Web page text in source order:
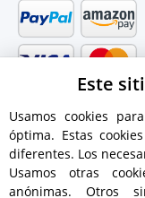
Este
Usamos cookies
óptima. Estas
diferentes. Los
Usamos otras
anónimas. Otros